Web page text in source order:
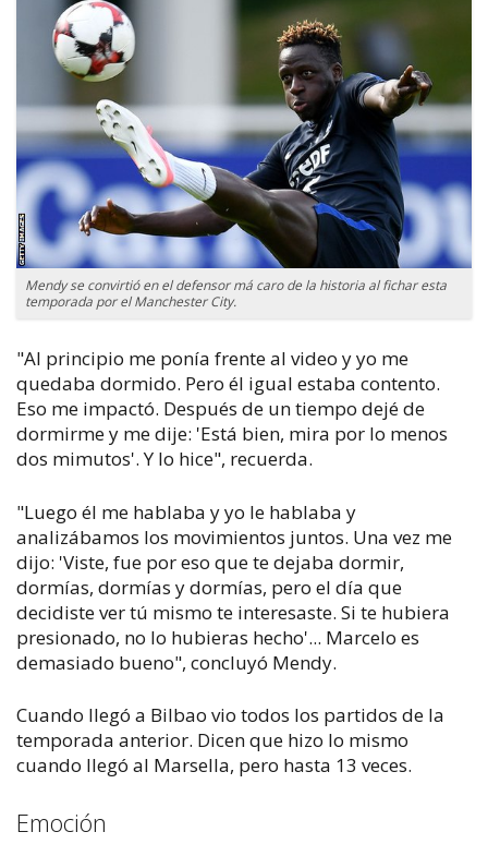
Mendy se convirtió en el defensor má caro de la historia al fichar esta
temporada por el Manchester City.
"Al principio me ponía frente al video y yo me
quedaba dormido. Pero él igual estaba contento.
Eso me impactó. Después de un tiempo dejé de
dormirme y me dije: 'Está bien, mira por lo menos
dos mimutos'. Y lo hice", recuerda.
"Luego él me hablaba y yo le hablaba y
analizábamos los movimientos juntos. Una vez me
dijo: 'Viste, fue por eso que te dejaba dormir,
dormías, dormías y dormías, pero el día que
decidiste ver tú mismo te interesaste. Si te hubiera
presionado, no lo hubieras hecho'... Marcelo es
demasiado bueno", concluyó Mendy.
Cuando llegó a Bilbao vio todos los partidos de la
temporada anterior. Dicen que hizo lo mismo
cuando llegó al Marsella, pero hasta 13 veces.
Emoción